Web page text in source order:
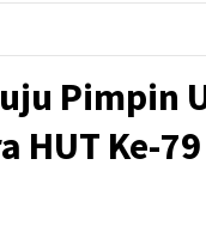
Pimpin
HUT Ke-